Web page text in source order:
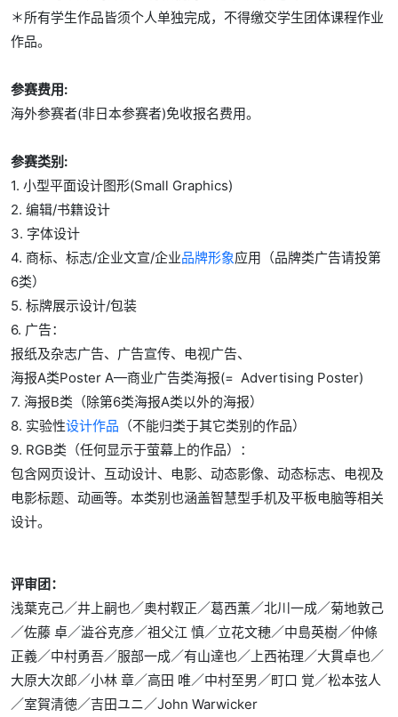
＊所有学生作品皆须个人单独完成，不得缴交学生团体课程作业
作品。
参赛费用:
海外参赛者(非日本参赛者)免收报名费用。
参赛类别:
1. 小型平面设计图形(Small Graphics)
2. 编辑/书籍设计
3. 字体设计
4. 商标、标志/企业文宣/企业品牌形象应用（品牌类广告请投第
6类）
5. 标牌展示设计/包装
6. 广告：
报纸及杂志广告、广告宣传、电视广告、
海报A类Poster A—商业广告类海报(= Advertising Poster)
7. 海报B类（除第6类海报A类以外的海报）
8. 实验性设计作品 （不能归类于其它类别的作品）
9. RGB类（任何显示于萤幕上的作品）：
包含网页设计、互动设计、电影、动态影像、动态标志、电视及
电影标题、动画等。本类别也涵盖智慧型手机及平板电脑等相关
设计。
评审团：
浅葉克己／井上嗣也／奥村靫正／葛西薫／北川一成／菊地敦己
／佐藤 卓／澁谷克彦／祖父江 慎／立花文穂／中島英樹／仲條
正義／中村勇吾／服部一成／有山達也／上西祐理／大貫卓也／
大原大次郎／小林 章／高田 唯／中村至男／町口 覚／松本弦人
／室賀清徳／吉田ユニ／John Warwicker